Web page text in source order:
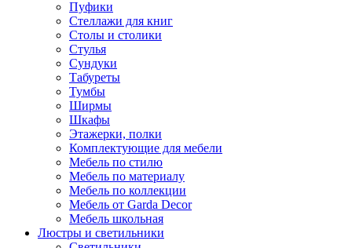
Пуфики
Стеллажи для книг
Столы и столики
Стулья
Сундуки
Табуреты
Тумбы
Ширмы
Шкафы
Этажерки, полки
Комплектующие для мебели
Мебель по стилю
Мебель по материалу
Мебель по коллекции
Мебель от Garda Decor
Мебель школьная
Люстры и светильники